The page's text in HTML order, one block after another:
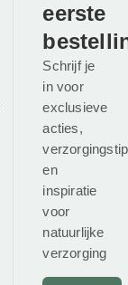
eerste
Schrijf je
in voor
exclusieve
acties,
en
inspiratie
voor
natuurlijke
verzorging